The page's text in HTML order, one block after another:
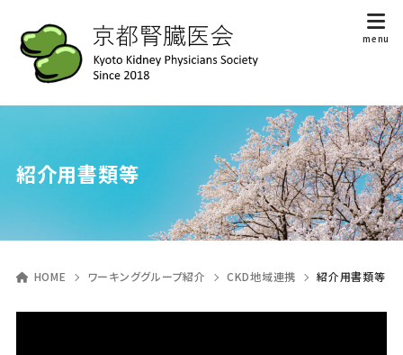
紹介用書類等
HOME ワーキンググループ紹介 CKD地域連携 紹介用書類等